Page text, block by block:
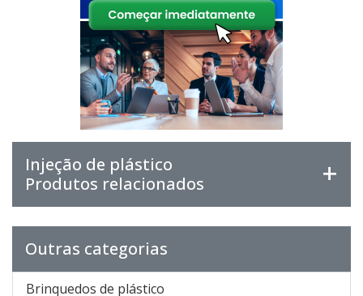
Injeção de plástico
Produtos relacionados
Outras categorias
Brinquedos de plástico